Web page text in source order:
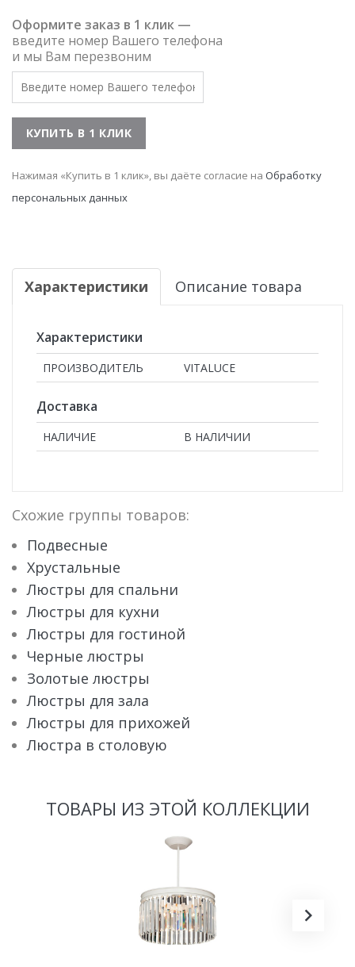
Оформите заказ в 1 клик —
введите номер Вашего телефона
и мы Вам перезвоним
Нажимая «Купить в 1 клик», вы даёте согласие на Обработку
персональных данных
Характеристики Описание товара
Характеристики
ПРОИЗВОДИТЕЛЬ VITALUCE
Доставка
НАЛИЧИЕ В НАЛИЧИИ
Схожие группы товаров:
Подвесные
Хрустальные
Люстры для спальни
Люстры для кухни
Люстры для гостиной
Черные люстры
Золотые люстры
Люстры для зала
Люстры для прихожей
Люстра в столовую
ТОВАРЫ ИЗ ЭТОЙ КОЛЛЕКЦИИ